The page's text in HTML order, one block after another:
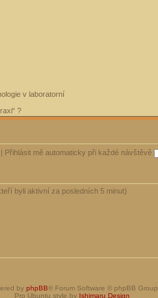
v laboratorní
?
Přihlásit mě automaticky při každé návštěvě
byli aktivní za posledních 5 minut)
by phpBB® Forum Software © phpBB Group
Pro Ubuntu style by Ishimaru Design